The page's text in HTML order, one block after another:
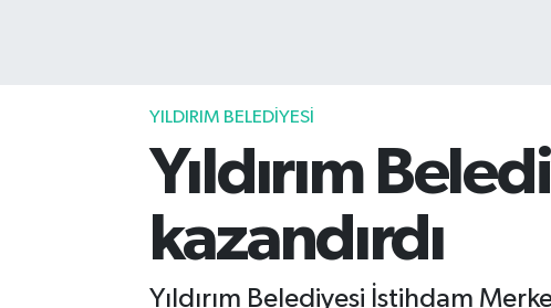
YILDIRIM BELEDİYESİ
Yıldırım
kazandırdı
Yıldırım Belediyesi İstihdam